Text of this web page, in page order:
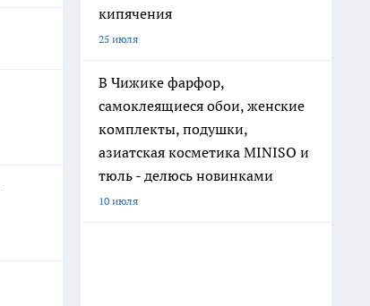
кипячения
25 июля
В Чижике фарфор,
самоклеящиеся обои, женские
комплекты, подушки,
азиатская косметика MINISO и
тюль - делюсь новинками
10 июля